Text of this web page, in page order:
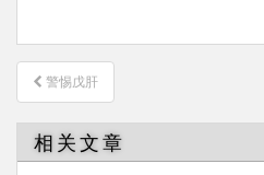
文
章
导
航
警惕戊肝
相关文章